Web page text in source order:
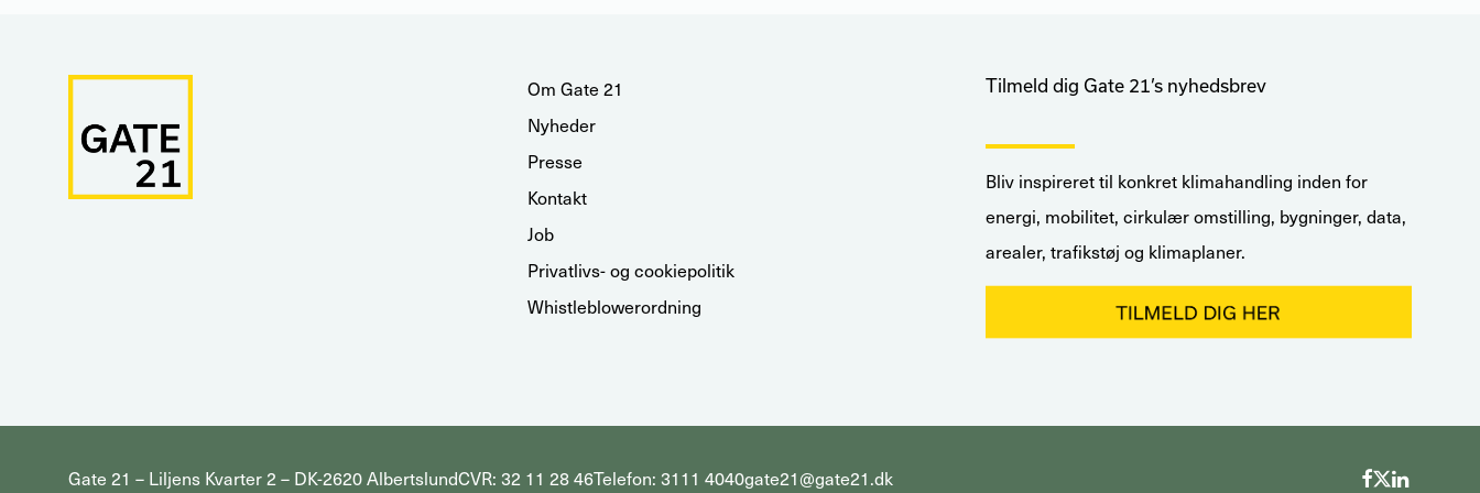
Om Gate 21
Nyheder
Presse
Kontakt
Job
Privatlivs- og cookiepolitik
Whistleblowerordning
Tilmeld dig Gate 21’s nyhedsbrev
Bliv inspireret til konkret klimahandling inden for
energi, mobilitet, cirkulær omstilling, bygninger, data,
arealer, trafikstøj og klimaplaner.
Gate 21 – Liljens Kvarter 2 – DK-2620 AlbertslundCVR: 32 11 28 46Telefon: 3111 4040gate21@gate21.dk